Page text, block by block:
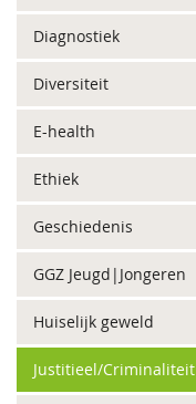
Diagnostiek
Diversiteit
E-health
Ethiek
Geschiedenis
GGZ Jeugd|Jongeren
Huiselijk geweld
Justitieel/Criminaliteit